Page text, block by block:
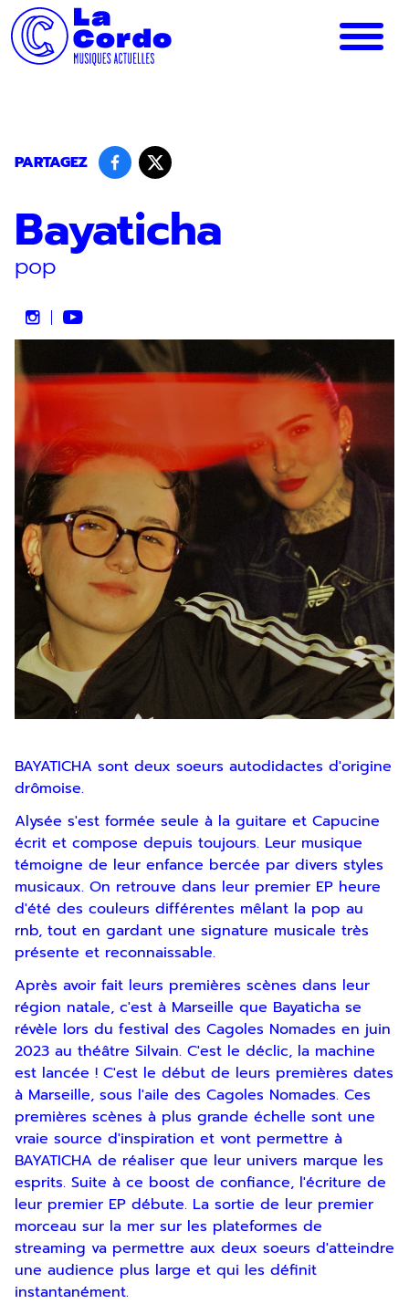
Panneau de gestion des cookies
PARTAGEZ
Bayaticha
pop
BAYATICHA sont deux soeurs autodidactes d'origine
drômoise.
Alysée s'est formée seule à la guitare et Capucine
écrit et compose depuis toujours. Leur musique
témoigne de leur enfance bercée par divers styles
musicaux. On retrouve dans leur premier EP heure
d'été des couleurs différentes mêlant la pop au
rnb, tout en gardant une signature musicale très
présente et reconnaissable.
Après avoir fait leurs premières scènes dans leur
région natale, c'est à Marseille que Bayaticha se
révèle lors du festival des Cagoles Nomades en juin
2023 au théâtre Silvain. C'est le déclic, la machine
est lancée ! C'est le début de leurs premières dates
à Marseille, sous l'aile des Cagoles Nomades. Ces
premières scènes à plus grande échelle sont une
vraie source d'inspiration et vont permettre à
BAYATICHA de réaliser que leur univers marque les
esprits. Suite à ce boost de confiance, l'écriture de
leur premier EP débute. La sortie de leur premier
morceau sur la mer sur les plateformes de
streaming va permettre aux deux soeurs d'atteindre
une audience plus large et qui les définit
instantanément.
Inscription
Newsletter